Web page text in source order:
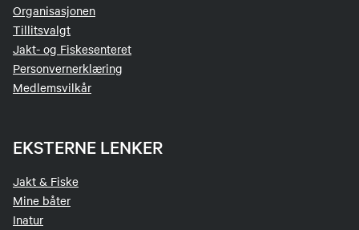
Organisasjonen
Tillitsvalgt
Jakt- og Fiskesenteret
Personvernerklæring
Medlemsvilkår
EKSTERNE LENKER
Jakt & Fiske
Mine båter
Inatur